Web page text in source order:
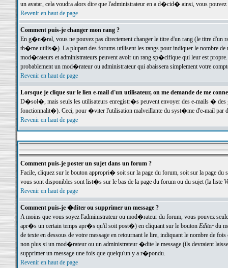
un avatar, cela voudra alors dire que l'administrateur en a d�cid� ainsi, vous
Revenir en haut de page
Comment puis-je changer mon rang ?
En g�n�ral, vous ne pouvez pas directement changer le titre d'un rang (le titre d'un
th�me utilis�). La plupart des forums utilisent les rangs pour indiquer le nombre de
mod�rateurs et administrateurs peuvent avoir un rang sp�cifique qui leur est
probablement un mod�rateur ou administrateur qui abaissera simplement votre
Revenir en haut de page
Lorsque je clique sur le lien e-mail d'un utilisateur, on me demande de me
D�sol�, mais seuls les utilisateurs enregistr�s peuvent envoyer des e-mails �
fonctionnalit�). Ceci, pour �viter l'utilisation malveillante du syst�me d'e-mail par
Revenir en haut de page
Comment puis-je poster un sujet dans un forum ?
Facile, cliquez sur le bouton appropri� soit sur la page du forum, soit sur la page du
vous sont disponibles sont list�s sur le bas de la page du forum ou du sujet (la liste
Revenir en haut de page
Comment puis-je �diter ou supprimer un message ?
A moins que vous soyez l'administrateur ou mod�rateur du forum, vous pouvez
apr�s un certain temps apr�s qu'il soit post�) en cliquant sur le bouton Editerdu
de texte en dessous de votre message en retournant le lire, indiquant le nombre
non plus si un mod�rateur ou un administrateur �dite le message (ils devraient
supprimer un message une fois que quelqu'un y a r�pondu.
Revenir en haut de page